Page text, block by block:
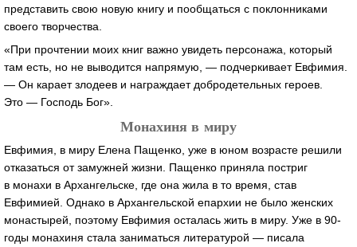
представить свою новую книгу и пообщаться с поклонниками
своего творчества.
«При прочтении моих книг важно увидеть персонажа, который
там есть, но не выводится напрямую, — подчеркивает Евфимия.
— Он карает злодеев и награждает добродетельных героев.
Это — Господь Бог».
Монахиня в миру
Евфимия, в миру Елена Пащенко, уже в юном возрасте решили
отказаться от замужней жизни. Пащенко приняла постриг
в монахи в Архангельске, где она жила в то время, став
Евфимией. Однако в Архангельской епархии не было женских
монастырей, поэтому Евфимия осталась жить в миру. Уже в 90-
годы монахиня стала заниматься литературой — писала